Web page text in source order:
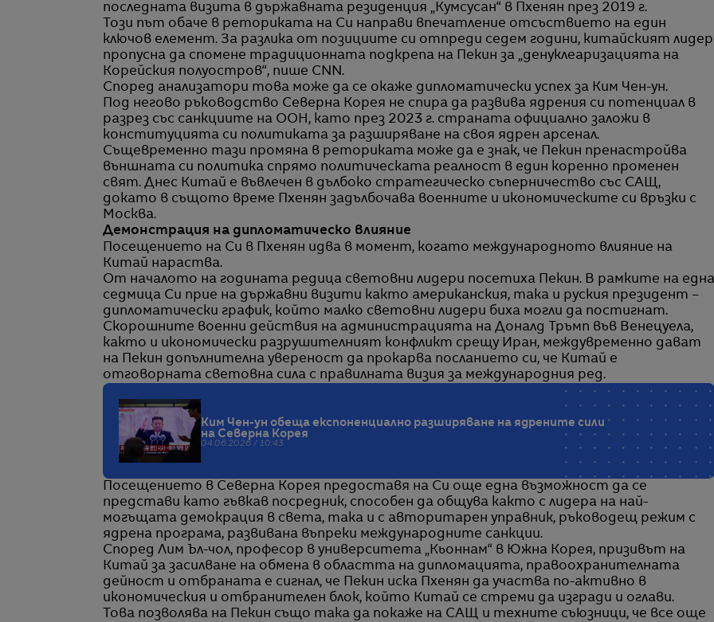
последната визита в държавната резиденция „Кумсусан“ в Пхенян през 2019 г.
Този път обаче в реториката на Си направи впечатление отсъствието на един
ключов елемент. За разлика от позициите си отпреди седем години, китайският лидер
пропусна да спомене традиционната подкрепа на Пекин за „денуклеаризацията на
Корейския полуостров“, пише CNN.
Според анализатори това може да се окаже дипломатически успех за Ким Чен-ун.
Под негово ръководство Северна Корея не спира да развива ядрения си потенциал в
разрез със санкциите на ООН, като през 2023 г. страната официално заложи в
конституцията си политиката за разширяване на своя ядрен арсенал.
Същевременно тази промяна в реториката може да е знак, че Пекин пренастройва
външната си политика спрямо политическата реалност в един коренно променен
свят. Днес Китай е въвлечен в дълбоко стратегическо съперничество със САЩ,
докато в същото време Пхенян задълбочава военните и икономическите си връзки с
Москва.
Демонстрация на дипломатическо влияние
Посещението на Си в Пхенян идва в момент, когато международното влияние на
Китай нараства.
От началото на годината редица световни лидери посетиха Пекин. В рамките на една
седмица Си прие на държавни визити както американския, така и руския президент –
дипломатически график, който малко световни лидери биха могли да постигнат.
Скорошните военни действия на администрацията на Доналд Тръмп във Венецуела,
както и икономически разрушителният конфликт срещу Иран, междувременно дават
на Пекин допълнителна увереност да прокарва посланието си, че Китай е
отговорната световна сила с правилната визия за международния ред.
Ким Чен-ун обеща експоненциално разширяване на ядрените сили
на Северна Корея
04.06.2026 / 10:43
Посещението в Северна Корея предоставя на Си още една възможност да се
представи като гъвкав посредник, способен да общува както с лидера на най-
могъщата демокрация в света, така и с авторитарен управник, ръководещ режим с
ядрена програма, развивана въпреки международните санкции.
Според Лим Ъл-чол, професор в университета „Кьоннам“ в Южна Корея, призивът на
Китай за засилване на обмена в областта на дипломацията, правоохранителната
дейност и отбраната е сигнал, че Пекин иска Пхенян да участва по-активно в
икономическия и отбранителен блок, който Китай се стреми да изгради и оглави.
Това позволява на Пекин също така да покаже на САЩ и техните съюзници, че все още